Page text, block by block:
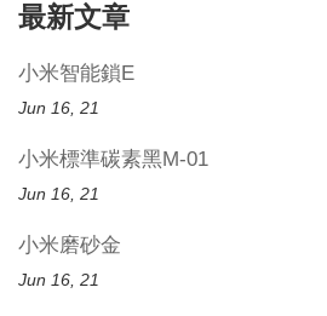
最新文章
小米智能鎖E
Jun 16, 21
小米標準碳素黑M-01
Jun 16, 21
小米磨砂金
Jun 16, 21